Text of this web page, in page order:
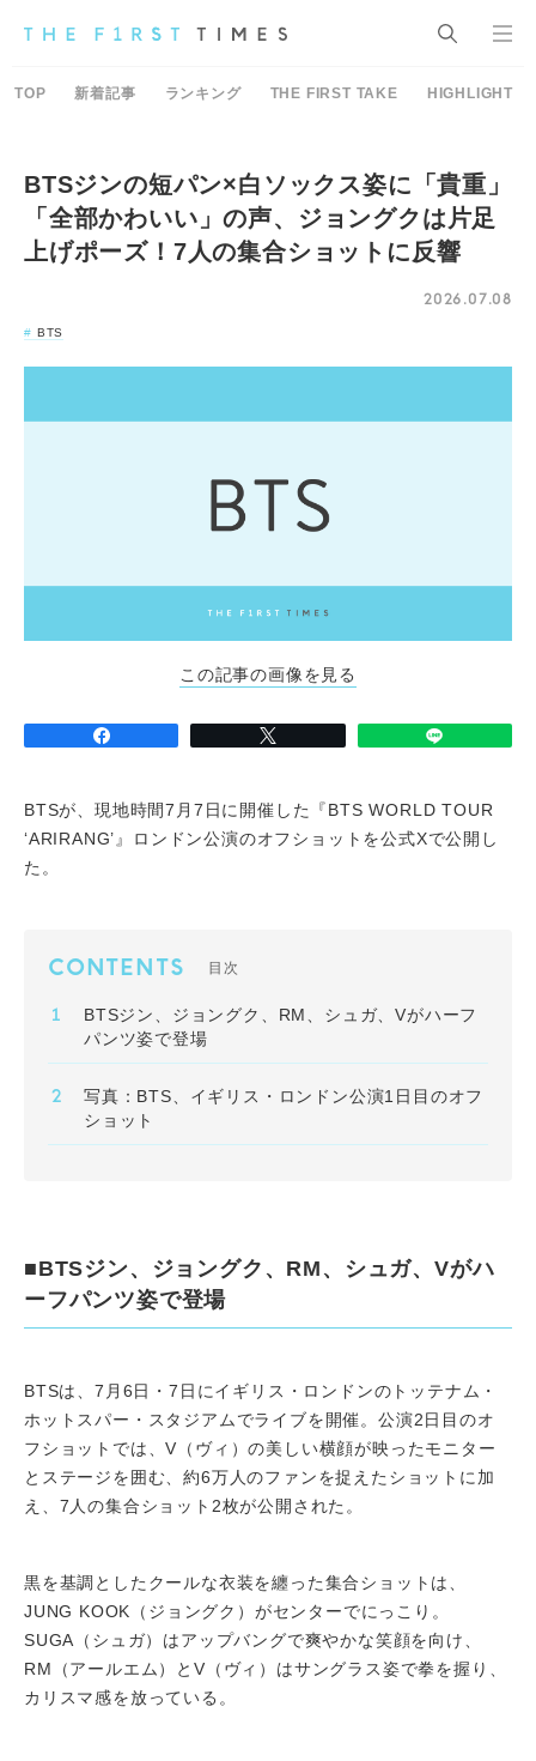
TOP 新着記事 ランキング THE FIRST TAKE HIGHLIGHT
BTSジンの短パン×白ソックス姿に「貴重」
「全部かわいい」の声、ジョングクは片足
上げポーズ！7人の集合ショットに反響
2026.07.08
BTS
この記事の画像を見る
BTSが、現地時間7月7日に開催した『BTS WORLD TOUR
‘ARIRANG’』ロンドン公演のオフショットを公式Xで公開し
た。
CONTENTS 目次
BTSジン、ジョングク、RM、シュガ、Vがハーフ
パンツ姿で登場
写真：BTS、イギリス・ロンドン公演1日目のオフ
ショット
■BTSジン、ジョングク、RM、シュガ、Vがハ
ーフパンツ姿で登場
BTSは、7月6日・7日にイギリス・ロンドンのトッテナム・
ホットスパー・スタジアムでライブを開催。公演2日目のオ
フショットでは、V（ヴィ）の美しい横顔が映ったモニター
とステージを囲む、約6万人のファンを捉えたショットに加
え、7人の集合ショット2枚が公開された。
黒を基調としたクールな衣装を纏った集合ショットは、
JUNG KOOK（ジョングク）がセンターでにっこり。
SUGA（シュガ）はアップバングで爽やかな笑顔を向け、
RM（アールエム）とV（ヴィ）はサングラス姿で拳を握り、
カリスマ感を放っている。